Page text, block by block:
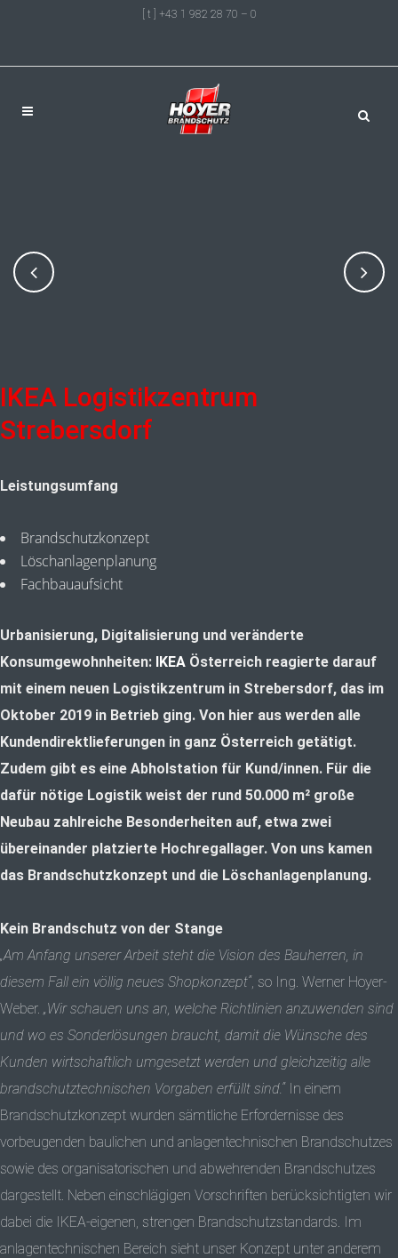
[ t ] +43 1 982 28 70 – 0
IKEA Logistikzentrum
Strebersdorf
Leistungsumfang
Brandschutzkonzept
Löschanlagenplanung
Fachbauaufsicht
Urbanisierung, Digitali­sierung und veränderte
Konsumgewohnheiten: IKEA Österreich reagierte darauf
mit einem neuen Logistikzent­rum in Strebersdorf, das im
Oktober 2019 in Betrieb ging. Von hier aus werden alle
Kundendirektlieferungen in ganz Österreich getätigt.
Zudem gibt es eine Abholstation für Kund/innen. Für die
dafür nötige Logistik weist der rund 50.000 m² große
Neubau zahlreiche Besonderheiten auf, etwa zwei
übereinander platzierte Hochregallager. Von uns kamen
das Brandschutzkonzept und die Löschanlagenplanung.
Kein Brandschutz von der Stange
„Am Anfang unserer Arbeit steht die Vision des Bauherren, in
diesem Fall ein völlig neues Shopkonzept“, so Ing. Werner Hoyer-
Weber. „Wir schauen uns an, welche Richtlinien anzuwenden sind
und wo es Sonderlösungen braucht, damit die Wünsche des
Kunden wirtschaftlich umgesetzt werden und gleichzeitig alle
brandschutztechnischen Vorgaben erfüllt sind.“In einem
Brandschutzkonzept wurden sämtliche Erfordernisse des
vorbeugenden baulichen und anlagentechnischen Brandschutzes
sowie des organisatorischen und abwehrenden Brandschutzes
dargestellt. Neben einschlägigen Vorschriften berücksichtigten wir
dabei die IKEA-eigenen, strengen Brandschutzstandards. Im
anlagentechnischen Bereich sieht unser Konzept unter anderem